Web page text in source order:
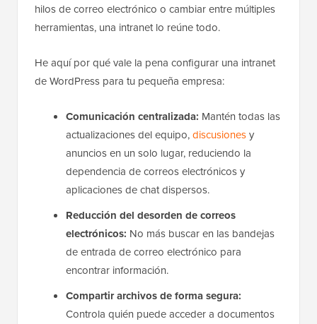
hilos de correo electrónico o cambiar entre múltiples
herramientas, una intranet lo reúne todo.
He aquí por qué vale la pena configurar una intranet
de WordPress para tu pequeña empresa:
Comunicación centralizada: Mantén todas las
actualizaciones del equipo,discusionesy
anuncios en un solo lugar, reduciendo la
dependencia de correos electrónicos y
aplicaciones de chat dispersos.
Reducción del desorden de correos
electrónicos: No más buscar en las bandejas
de entrada de correo electrónico para
encontrar información.
Compartir archivos de forma segura:
Controla quién puede acceder a documentos